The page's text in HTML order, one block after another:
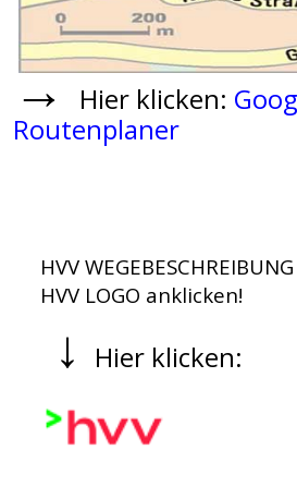
→Hier klicken:
Routenplaner
HVV
HVV LOGO anklicken!
↓ Hier klicken: